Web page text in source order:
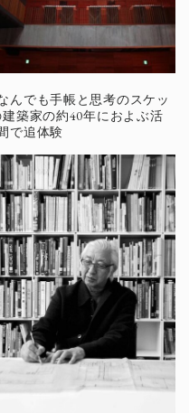
でも手帳と思考のスケッ
築家の約40年におよぶ活
で追体験